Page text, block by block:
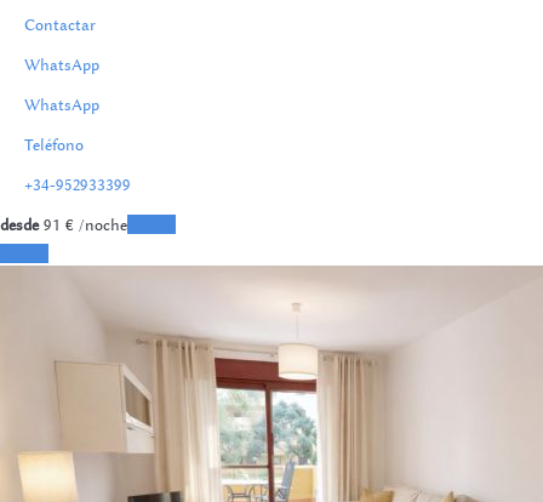
Contactar
WhatsApp
WhatsApp
Teléfono
+34-952933399
desde91 € /noche